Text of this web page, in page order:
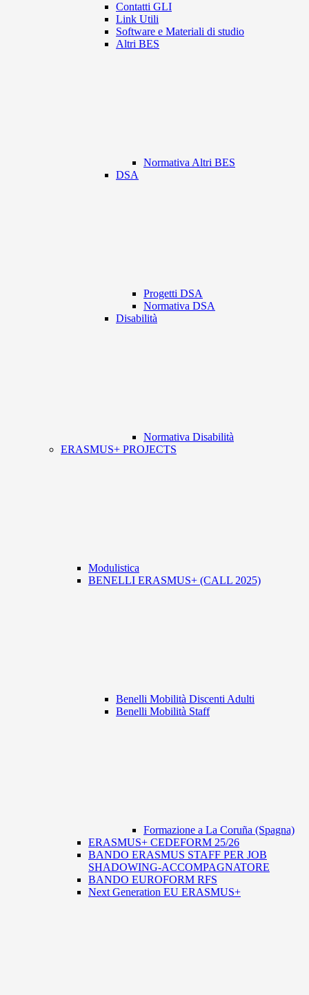
Contatti GLI
Link Utili
Software e Materiali di studio
Altri BES
Normativa Altri BES
DSA
Progetti DSA
Normativa DSA
Disabilità
Normativa Disabilità
ERASMUS+ PROJECTS
Modulistica
BENELLI ERASMUS+ (CALL 2025)
Benelli Mobilità Discenti Adulti
Benelli Mobilità Staff
Formazione a La Coruña (Spagna)
ERASMUS+ CEDEFORM 25/26
BANDO ERASMUS STAFF PER JOB
SHADOWING-ACCOMPAGNATORE
BANDO EUROFORM RFS
Next Generation EU ERASMUS+